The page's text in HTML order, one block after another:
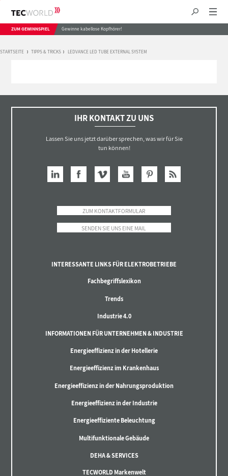
ZUM GEWINNSPIEL Gewinne kabellose Kopfhörer!
STARTSEITE TIPPS & TRICKS LEDVANCE LED TUBE EXTERNAL SYSTEM
IHR KONTAKT ZU UNS
Lassen Sie uns jetzt darüber sprechen, was wir für Sie
tun können!
ZUM KONTAKTFORMULAR
SENDEN SIE UNS EINE MAIL
INTERESSANTE LINKS FÜR ELEKTROBETRIEBE
Fachbegriffslexikon
Trends
Industrie 4.0
INFORMATIONEN FÜR UNTERNEHMEN & INDUSTRIE
Energieeffizienz in der Hotellerie
Energieeffizienz im Krankenhaus
Energieeffizienz in der Nahrungsproduktion
Energieeffizienz in der Industrie
Energieeffiziente Beleuchtung
Multifunktionale Gebäude
DEHA & SERVICES
TECWORLD Markenwelt